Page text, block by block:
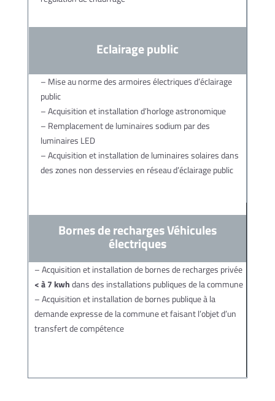
Eclairage public
– Mise au norme des armoires électriques d’éclairage
public
– Acquisition et installation d’horloge astronomique
– Remplacement de luminaires sodium par des
luminaires LED
– Acquisition et installation de luminaires solaires dans
des zones non desservies en réseau d’éclairage public
Bornes de recharges Véhicules
électriques
– Acquisition et installation de bornes de recharges privée
< à 7 kwhdans des installations publiques de la commune
– Acquisition et installation de bornes publique à la
demande expresse de la commune et faisant l’objet d’un
transfert de compétence